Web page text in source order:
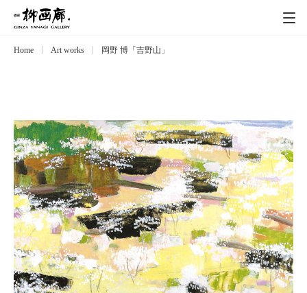
Exhibitions
Artists
Art works 作品一覧
Catalog カタログ
Schedule スケジュール
Home Art works 岡野 博「吉野山」